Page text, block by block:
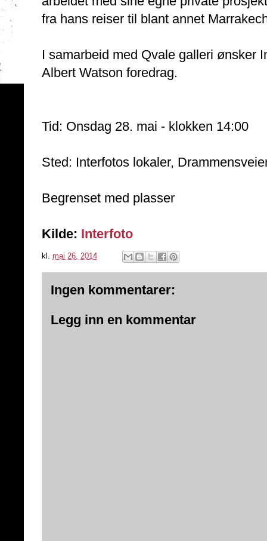
fra hans reiser til blant annet
I samarbeid med Qvale galleri ønsker
Albert Watson foredrag.
Tid: Onsdag 28. mai - klokken 14:00
Sted: Interfotos lokaler,
Begrenset med plasser
Kilde: Interfoto
kl. mai 26, 2014
Ingen kommentarer:
Legg inn en kommentar